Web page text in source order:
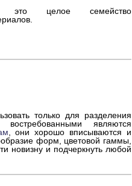
это целое семейство
только для разделения
являются
, они хорошо вписываются и
форм, цветовой гаммы,
новизну и подчеркнуть любой